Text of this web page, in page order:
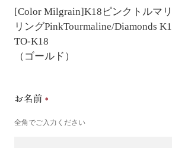
[Color Milgrain]K18ピンクトルマ
リングPinkTourmaline/Diamonds
TO-K18
（ゴールド）
お名前
全角でご入力ください